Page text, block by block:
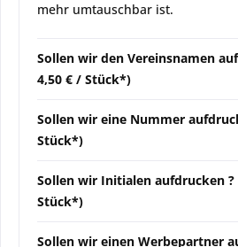
mehr umtauschbar ist.
Sollen wir den Vereinsnamen
4,50 € / Stück*)
Sollen wir eine Nummer
Stück*)
Sollen wir Initialen aufdrucken ?
Stück*)
Sollen wir einen Werbepartner